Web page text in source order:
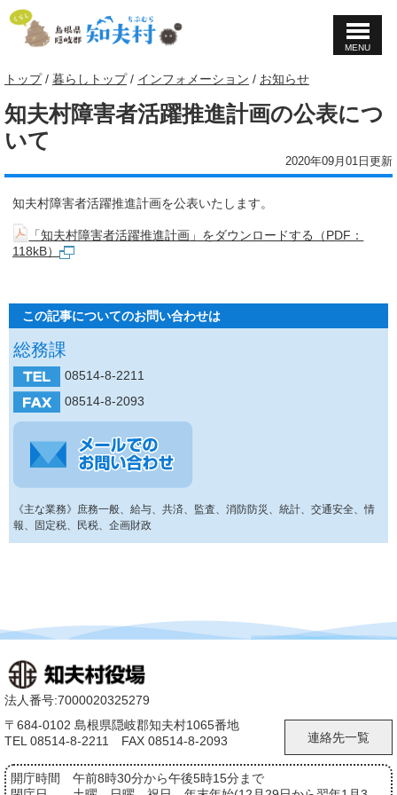
このページの本文へ
MENU
現
の
位
置：
トップ/ 暮らしトップ/ インフォメーション / お知らせ
知夫村障害者活躍推進計画の公表につ
いて
2020年09月01日更新
知夫村障害者活躍推進計画を公表いたします。
「知夫村障害者活躍推進計画」をダウンロードする（PDF：
118kB）
この記事についてのお問い合わせは
総務課
08514-8-2211
08514-8-2093
《主な業務》庶務一般、給与、共済、監査、消防防災、統計、交通安全、情
報、固定税、民税、企画財政
法人番号:7000020325279
〒684-0102 島根県隠岐郡知夫村1065番地
TEL 08514-8-2211 FAX 08514-8-2093
連絡先一覧
開庁時間
午前8時30分から午後5時15分まで